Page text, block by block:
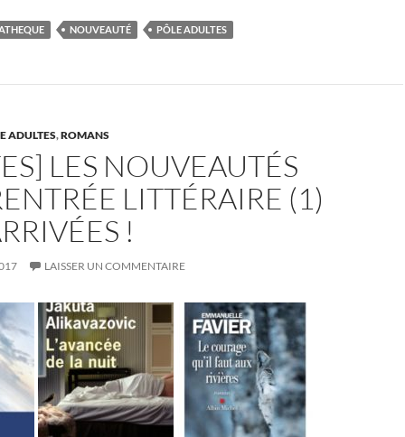
er
es
t
m
bl
r
ta
g
er
NOUVEAUTÉ PÔLE ADULTES
ADULTES,ROMANS
LES NOUVEAUTÉS
LITTÉRAIRE (1)
!
LAISSER UN COMMENTAIRE